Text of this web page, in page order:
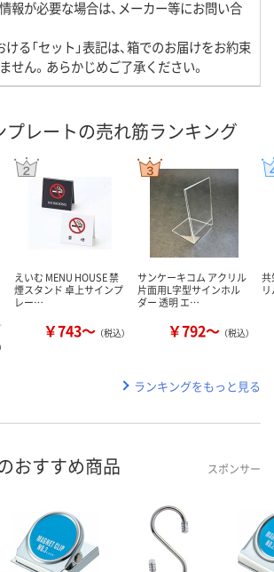
報が必要な場合は、メーカー等にお問い合
ける「セット」表記は、箱でのお届けをお約束
せん。あらかじめご了承ください。
プレートの売れ筋ランキング
えいむ MENU HOUSE 禁
煙スタンド 卓上サインプ
レー…
￥743～ （税込）
サンケーキコム アクリル
片面用L字型サインホル
ダー 透明 エ…
￥792～ （税込）
共
ランキングをもっと見る
おすすめ商品 スポンサー